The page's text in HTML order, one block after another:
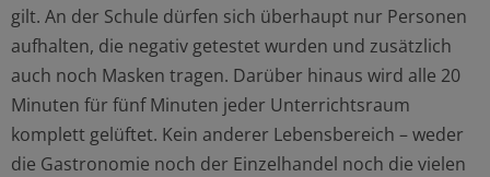
gilt. An der Schule dürfen sich überhaupt nur Personen
aufhalten, die negativ getestet wurden und zusätzlich
auch noch Masken tragen. Darüber hinaus wird alle 20
Minuten für fünf Minuten jeder Unterrichtsraum
komplett gelüftet. Kein anderer Lebensbereich – weder
die Gastronomie noch der Einzelhandel noch die vielen